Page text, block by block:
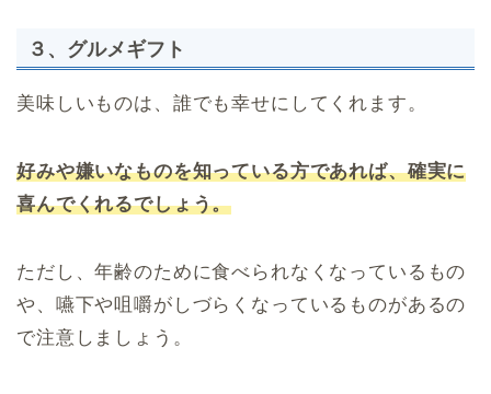
３、グルメギフト
美味しいものは、誰でも幸せにしてくれます。
好みや嫌いなものを知っている方であれば、確実に
喜んでくれるでしょう。
ただし、年齢のために食べられなくなっているもの
や、嚥下や咀嚼がしづらくなっているものがあるの
で注意しましょう。